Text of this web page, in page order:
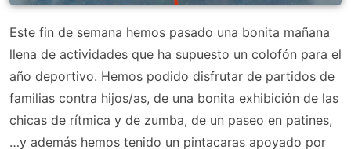
Este fin de semana hemos pasado una bonita mañana
llena de actividades que ha supuesto un colofón para el
año deportivo. Hemos podido disfrutar de partidos de
familias contra hijos/as, de una bonita exhibición de las
chicas de rítmica y de zumba, de un paseo en patines,
…y además hemos tenido un pintacaras apoyado por